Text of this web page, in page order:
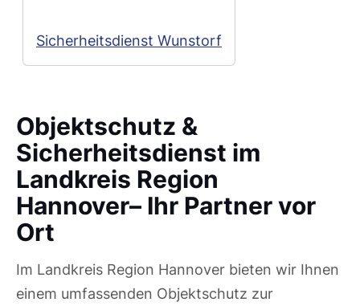
Sicherheitsdienst Wunstorf
Objektschutz &
Sicherheitsdienst im
Landkreis Region
Hannover– Ihr Partner vor
Ort
Im Landkreis Region Hannover bieten wir Ihnen
einem umfassenden Objektschutz zur